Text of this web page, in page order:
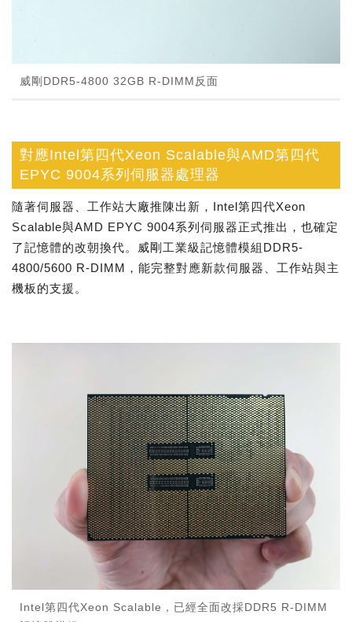
威剛DDR5-4800 32GB R-DIMM反面
對應Intel第四代Xeon Scalable與AMD第四代
EPYC 9004系列伺服器處理器
隨著伺服器、工作站大廠推陳出新，Intel第四代Xeon
Scalable與AMD EPYC 9004系列伺服器正式推出，也確定
了記憶體的改朝換代。威剛工業級記憶體模組DDR5-
4800/5600 R-DIMM，能完整對應新款伺服器、工作站與主
機板的支援。
Intel第四代Xeon Scalable，已經全面改採DDR5 R-DIMM